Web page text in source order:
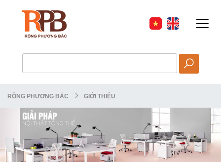
RỒNG PHƯƠNG BẮC GIỚI THIỆU